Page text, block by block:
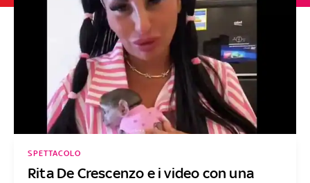
Rita De Crescenzo e i video con una
SPETTACOLO